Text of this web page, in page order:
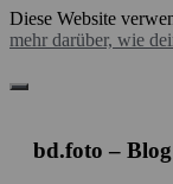
Diese Website
mehr darüber, wie
bd.foto – Blog